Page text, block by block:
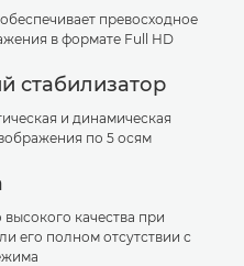
превосходное
в формате Full HD
стабилизатор
и динамическая
по 5 осям
качества при
его полном отсутствии с